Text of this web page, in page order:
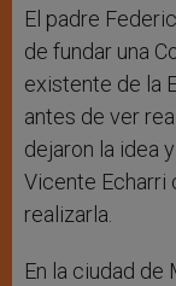
El padre
de fundar una
existente de la
antes de ver
dejaron la idea
Vicente Echarri
realizarla.
En la ciudad